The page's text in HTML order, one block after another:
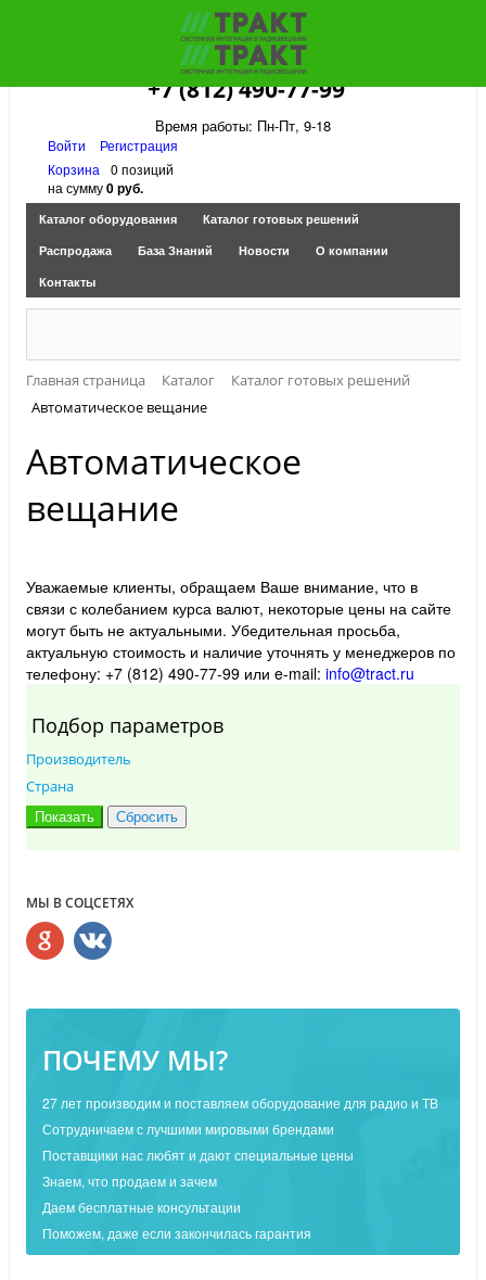
+7 (812) 490-77-99
Время работы: Пн-Пт, 9-18
Войти
Регистрация
Корзина
0 позиций
на сумму0 руб.
Каталог оборудования
Каталог готовых решений
Распродажа
База Знаний Новости
О компании
Контакты
Главная страница Каталог
Каталог готовых решений
Автоматическое вещание
Автоматическое
вещание
Уважаемые клиенты, обращаем Ваше внимание, что в
связи с колебанием курса валют, некоторые цены на сайте
могут быть не актуальными. Убедительная просьба,
актуальную стоимость и наличие уточнять у менеджеров по
телефону: +7 (812) 490-77-99 или e-mail: info@tract.ru
Подбор параметров
Производитель
Страна
МЫ В СОЦСЕТЯХ
ПОЧЕМУ МЫ?
27 лет производим и поставляем оборудование для радио и ТВ
Сотрудничаем с лучшими мировыми брендами
Поставщики нас любят и дают специальные цены
Знаем, что продаем и зачем
Даем бесплатные консультации
Поможем, даже если закончилась гарантия